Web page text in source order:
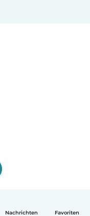
Nachrichten Favoriten